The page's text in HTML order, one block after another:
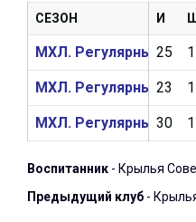
И Ш
25 1
23 1
30 1
СЕЗОН
МХЛ. Регулярный
МХЛ. Регулярный
МХЛ. Регулярный
Воспитанник - Крылья
Предыдущий клуб -